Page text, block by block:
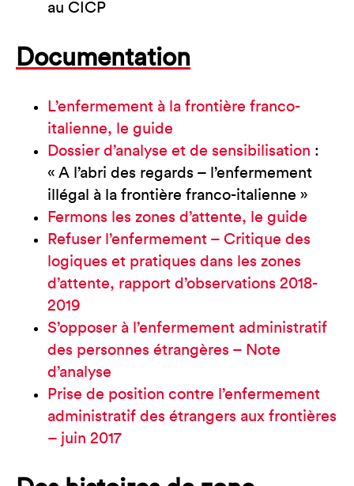
au CICP
Documentation
L’enfermement à la frontière franco-
italienne, le guide
Dossier d’analyse et de sensibilisation :
« A l’abri des regards – l’enfermement
illégal à la frontière franco-italienne »
Fermons les zones d’attente, le guide
Refuser l’enfermement – Critique des
logiques et pratiques dans les zones
d’attente, rapport d’observations 2018-
2019
S’opposer à l’enfermement administratif
des personnes étrangères – Note
d’analyse
Prise de position contre l’enfermement
administratif des étrangers aux frontières
– juin 2017